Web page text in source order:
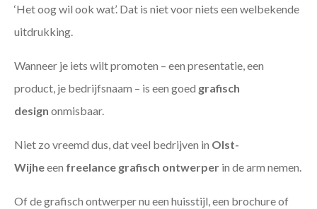
‘Het oog wil ook wat’. Dat is niet voor niets een welbekende
uitdrukking.
Wanneer je iets wilt promoten – een presentatie, een
product, je bedrijfsnaam – is een goed grafisch
design onmisbaar.
Niet zo vreemd dus, dat veel bedrijven in Olst-
Wijheeen freelance grafisch ontwerper in de arm nemen.
Of de grafisch ontwerper nu een huisstijl, een brochure of